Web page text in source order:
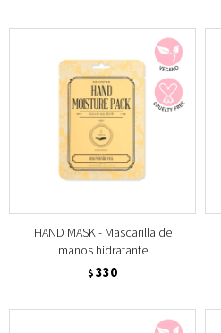
HAND MASK - Mascarilla de
manos hidratante
$ 330